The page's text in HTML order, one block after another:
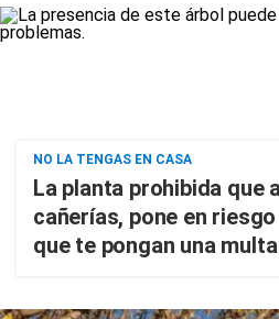
NO LA TENGAS EN CASA
La planta prohibida que
cañerías, pone en
que te pongan una multa